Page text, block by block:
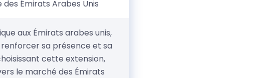
Émirats Arabes Unis
aux Émirats arabes unis,
sa présence et sa
cette extension,
le marché des Émirats